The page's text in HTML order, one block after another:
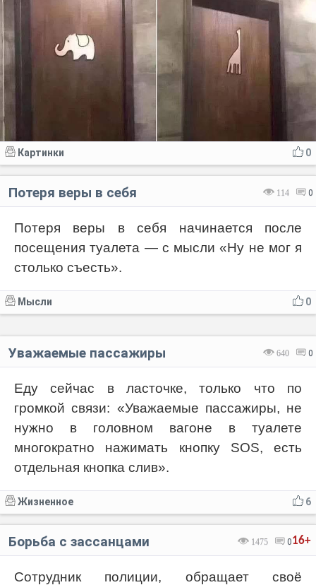
0
Картинки
114 0
Потеря веры в себя
Потеря веры в себя начинается после
посещения туалета — с мысли «Ну не мог я
столько съесть».
0
Мысли
640 0
Уважаемые пассажиры
Еду сейчас в ласточке, только что по
громкой связи: «Уважаемые пассажиры, не
нужно в головном вагоне в туалете
многократно нажимать кнопку SOS, есть
отдельная кнопка слив».
6
Жизненное
16+
1475 0
Борьба с зассанцами
Сотрудник полиции, обращает своё